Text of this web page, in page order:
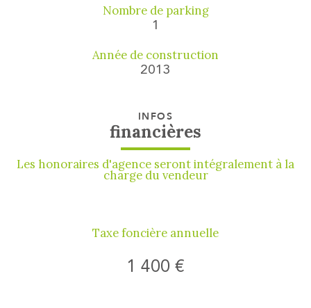
Nombre de parking
1
Année de construction
2013
INFOS
financières
Les honoraires d'agence seront intégralement à la
charge du vendeur
Taxe foncière annuelle
1 400 €